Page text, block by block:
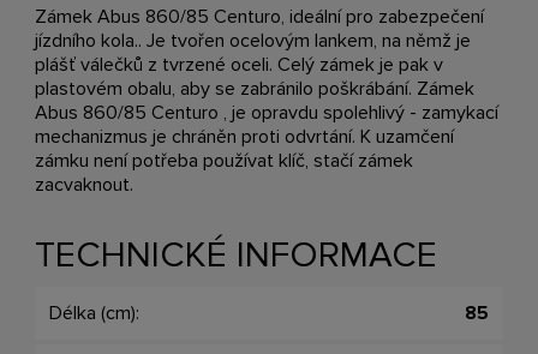
Zámek Abus 860/85 Centuro, ideální pro zabezpečení
jízdního kola.. Je tvořen ocelovým lankem, na němž je
plášť válečků z tvrzené oceli. Celý zámek je pak v
plastovém obalu, aby se zabránilo poškrábání. Zámek
Abus 860/85 Centuro , je opravdu spolehlivý - zamykací
mechanizmus je chráněn proti odvrtání. K uzamčení
zámku není potřeba používat klíč, stačí zámek
zacvaknout.
TECHNICKÉ INFORMACE
Délka (cm): 85